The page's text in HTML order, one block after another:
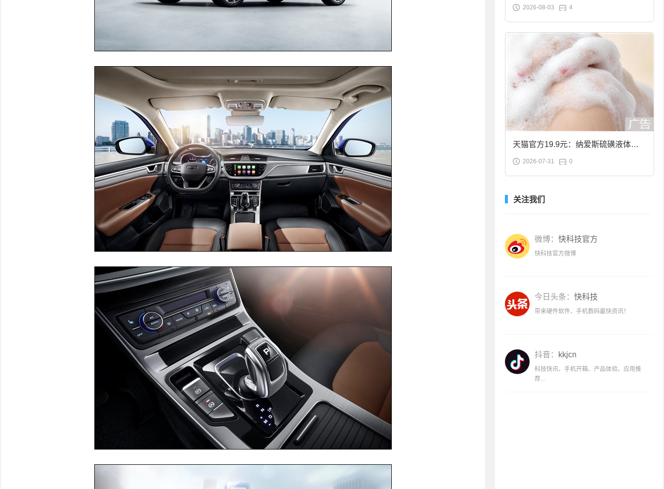
合金筷子大促：19.9元
2026-08-03 4
天猫官方19.9元：纳爱斯硫磺液体香
皂2斤大促
2026-07-31 0
关注我们
微博： 快科技官方
快科技官方微博
今日头条： 快科技
带来硬件软件、手机数码最快资讯！
抖音： kkjcn
科技快讯、手机开箱、产品体验、应用推
荐...